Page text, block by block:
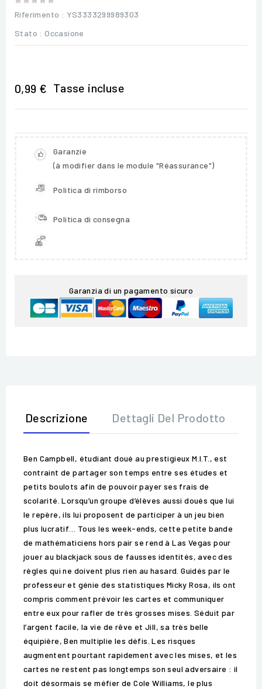
Riferimento : YS3333299989303
Stato : Occasione
0,99 € Tasse incluse
Garanzie
(à modifier dans le module "Réassurance")
Politica di rimborso
Politica di consegna
Garanzia di un pagamento sicuro
Descrizione Dettagli Del Prodotto
Ben Campbell, étudiant doué au prestigieux M.I.T., est
contraint de partager son temps entre ses études et
petits boulots afin de pouvoir payer ses frais de
scolarité. Lorsqu’un groupe d’élèves aussi doués que lui
le repère, ils lui proposent de participer à un jeu bien
plus lucratif… Tous les week-ends, cette petite bande
de mathématiciens hors pair se rend à Las Vegas pour
jouer au blackjack sous de fausses identités, avec des
règles qui ne doivent plus rien au hasard. Guidés par le
professeur et génie des statistiques Micky Rosa, ils ont
compris comment prévoir les cartes et communiquer
entre eux pour rafler de très grosses mises. Séduit par
l’argent facile, la vie de rêve et Jill, sa très belle
équipière, Ben multiplie les défis. Les risques
augmentent pourtant rapidement avec les mises, et les
cartes ne restent pas longtemps son seul adversaire : il
doit désormais se méfier de Cole Williams, le plus